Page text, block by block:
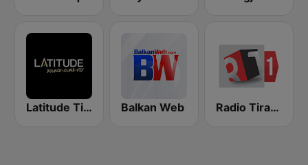
Latitude Tirana Balkan Web Radio Tirana 1